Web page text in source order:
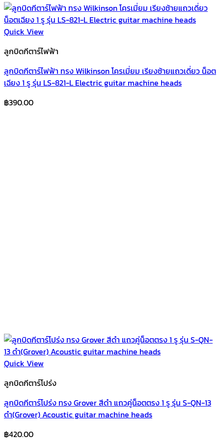
Quick View
ลูกบิดกีตาร์ไฟฟ้า
ลูกบิดกีตาร์ไฟฟ้า ทรง Wilkinson โครเมี่ยม เรียงซ้ายแถวเดี่ยว น็อต
เฉียง 1 รู รุ่น LS-821-L Electric guitar machine heads
฿390.00
Quick View
ลูกบิดกีตาร์โปร่ง
ลูกบิดกีตาร์โปร่ง ทรง Grover สีดำ แถวคู่น็อตตรง 1 รู รุ่น S-QN-13
ดำ(Grover) Acoustic guitar machine heads
฿420.00